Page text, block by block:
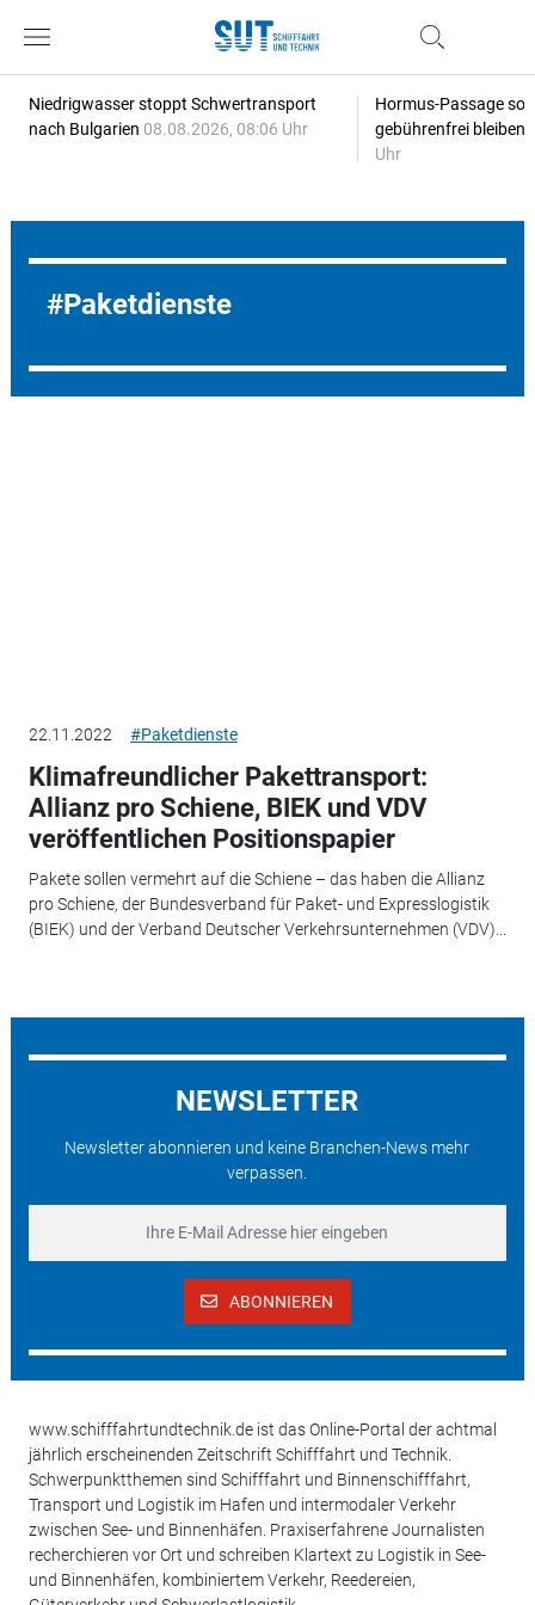
Niedrigwasser stoppt Schwertransport
nach Bulgarien 08.08.2026, 08:06 Uhr
Hormus-Passage
gebührenfrei bleiben
Uhr
Paketdienste
22.11.2022 #Paketdienste
Klimafreundlicher Pakettransport:
Allianz pro Schiene, BIEK und VDV
veröffentlichen Positionspapier
Pakete sollen vermehrt auf die Schiene – das haben die Allianz
pro Schiene, der Bundesverband für Paket- und Expresslogistik
(BIEK) und der Verband Deutscher Verkehrsunternehmen (VDV)...
NEWSLETTER
Newsletter abonnieren und keine Branchen-News mehr
verpassen.
ABONNIEREN
www.schifffahrtundtechnik.de ist das Online-Portal der achtmal
jährlich erscheinenden Zeitschrift Schifffahrt und Technik.
Schwerpunktthemen sind Schifffahrt und Binnenschifffahrt,
Transport und Logistik im Hafen und intermodaler Verkehr
zwischen See- und Binnenhäfen. Praxiserfahrene Journalisten
recherchieren vor Ort und schreiben Klartext zu Logistik in See-
und Binnenhäfen, kombiniertem Verkehr, Reedereien,